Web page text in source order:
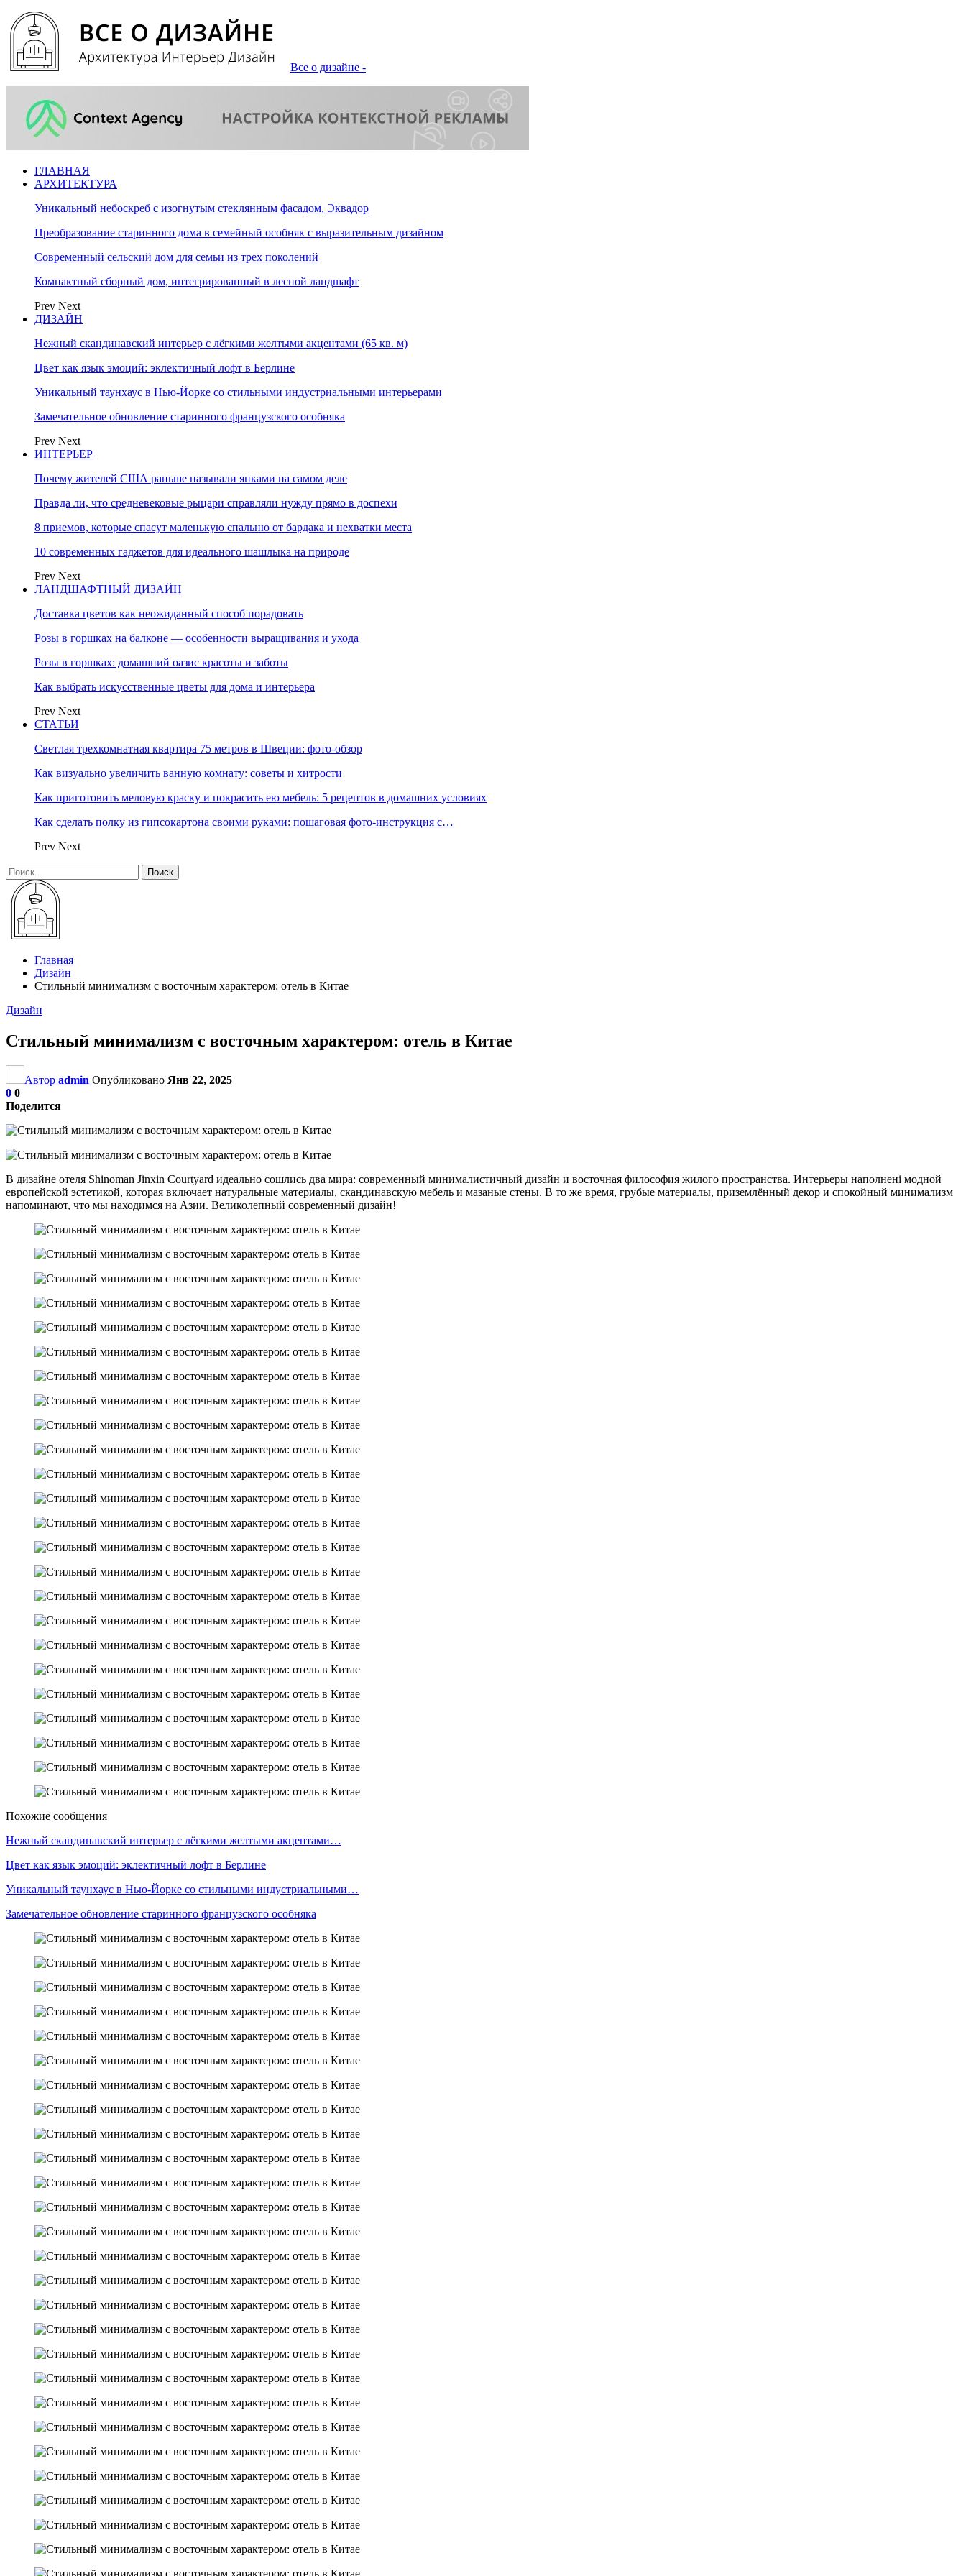
Все о дизайне -
ГЛАВНАЯ
АРХИТЕКТУРА
Уникальный небоскреб с изогнутым стеклянным фасадом, Эквадор
Преобразование старинного дома в семейный особняк с выразительным дизайном
Современный сельский дом для семьи из трех поколений
Компактный сборный дом, интегрированный в лесной ландшафт
Prev Next
ДИЗАЙН
Нежный скандинавский интерьер с лёгкими желтыми акцентами (65 кв. м)
Цвет как язык эмоций: эклектичный лофт в Берлине
Уникальный таунхаус в Нью-Йорке со стильными индустриальными интерьерами
Замечательное обновление старинного французского особняка
Prev Next
ИНТЕРЬЕР
Почему жителей США раньше называли янками на самом деле
Правда ли, что средневековые рыцари справляли нужду прямо в доспехи
8 приемов, которые спасут маленькую спальню от бардака и нехватки места
10 современных гаджетов для идеального шашлыка на природе
Prev Next
ЛАНДШАФТНЫЙ ДИЗАЙН
Доставка цветов как неожиданный способ порадовать
Розы в горшках на балконе — особенности выращивания и ухода
Розы в горшках: домашний оазис красоты и заботы
Как выбрать искусственные цветы для дома и интерьера
Prev Next
СТАТЬИ
Светлая трехкомнатная квартира 75 метров в Швеции: фото-обзор
Как визуально увеличить ванную комнату: советы и хитрости
Как приготовить меловую краску и покрасить ею мебель: 5 рецептов в домашних условиях
Как сделать полку из гипсокартона своими руками: пошаговая фото-инструкция с…
Prev Next
Главная
Дизайн
Стильный минимализм с восточным характером: отель в Китае
Дизайн
Стильный минимализм с восточным характером: отель в Китае
Автор admin Опубликовано Янв 22, 2025
0 0
Поделится
В дизайне отеля Shinoman Jinxin Courtyard идеально сошлись два мира: современный минималистичный дизайн и восточная философия жилого пространства. Интерьеры наполнені модной
европейской эстетикой, которая включает натуральные материалы, скандинавскую мебель и мазаные стены. В то же время, грубые материалы, приземлённый декор и спокойный минимализм
напоминают, что мы находимся на Азии. Великолепный современный дизайн!
Похожие сообщения
Нежный скандинавский интерьер с лёгкими желтыми акцентами…
Цвет как язык эмоций: эклектичный лофт в Берлине
Уникальный таунхаус в Нью-Йорке со стильными индустриальными…
Замечательное обновление старинного французского особняка